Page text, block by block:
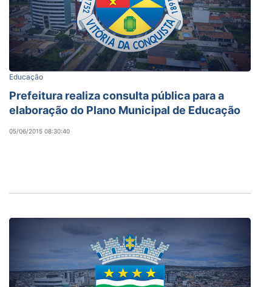
Educação
Prefeitura realiza consulta pública para a
elaboração do Plano Municipal de Educação
05/06/2015 08:30:40